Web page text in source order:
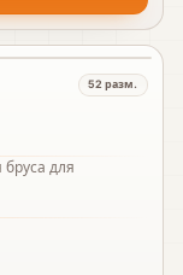
52 разм.
для